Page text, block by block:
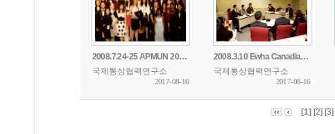
2008.7.24-25 APMUN 2008 Incheon
국제통상협력연구소
2017-08-16
2008.3.10 Ewha Canadian International Conference
국제통상협력연구소
2017-08-16
[1] [2] [3]